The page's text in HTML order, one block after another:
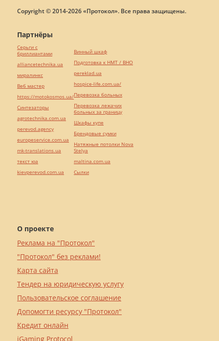
Copyright © 2014-2026 «Протокол». Все права защищены.
О проекте
Реклама на "Протокол"
"Протокол" без реклами!
Карта сайта
Тендер на юридическую услугу
Пользовательское соглашение
Допомогти ресурсу "Протокол"
Кредит онлайн
iGaming Protocol
Партнёры
Серьги с
бриллиантами
alliancetechnika.ua
миралинкс
Веб мастер
https://motokosmos.ua/
Синтезаторы
agrotechnika.com.ua
perevod.agency
europeservice.com.ua
mk-translations.ua
текст юа
kievperevod.com.ua
Винный шкаф
Подготовка к НМТ / ВНО
pereklad.ua
hospice-life.com.ua/
Перевозка больных
Перевозка лежачих
больных за границу
Шкафы купе
Брендовые сумки
Натяжные потолки Nova
Stelya
maltina.com.ua
Cылки